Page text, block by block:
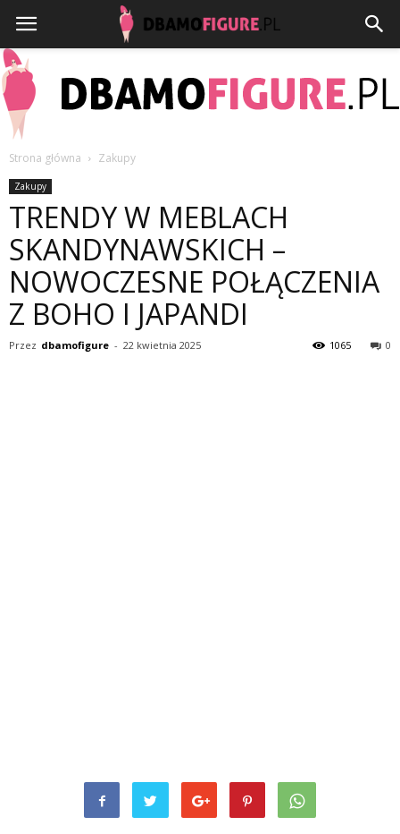
Strona główna Zakupy
Zakupy
TRENDY W MEBLACH
SKANDYNAWSKICH –
NOWOCZESNE POŁĄCZENIA
Z BOHO I JAPANDI
Przez dbamofigure - 22 kwietnia 2025 0
1065